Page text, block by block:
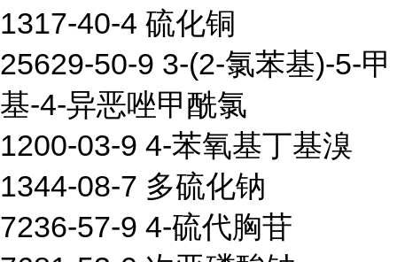
1317-40-4 硫化铜
25629-50-9 3-(2-氯苯基)-5-甲
基-4-异恶唑甲酰氯
1200-03-9 4-苯氧基丁基溴
1344-08-7 多硫化钠
7236-57-9 4-硫代胸苷